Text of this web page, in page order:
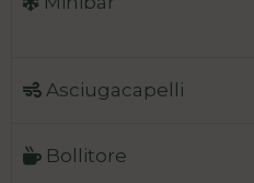
Asciugacapelli
Bollitore